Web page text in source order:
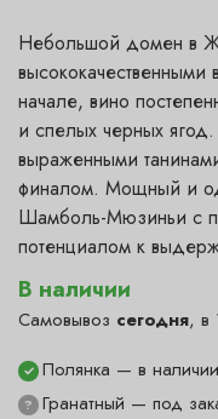
В наличии
Самовывоз сегодня, в
? Гранатный — под
✓ Полянка — в наличии
Небольшой домен в
начале, вино
и спелых черных
выраженными
финалом. Мощный и
Шамболь-Мюзиньи с
потенциалом к